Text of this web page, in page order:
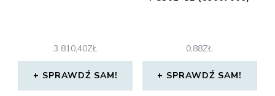
3 810,40ZŁ
SPRAWDŹ SAM!
0,88ZŁ
SPRAWDŹ SAM!